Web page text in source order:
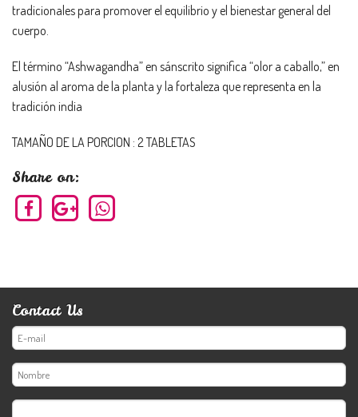
tradicionales para promover el equilibrio y el bienestar general del
cuerpo.
El término “Ashwagandha” en sánscrito significa “olor a caballo,” en
alusión al aroma de la planta y la fortaleza que representa en la
tradición india
TAMAÑO DE LA PORCION : 2 TABLETAS
Share on:
Contact Us